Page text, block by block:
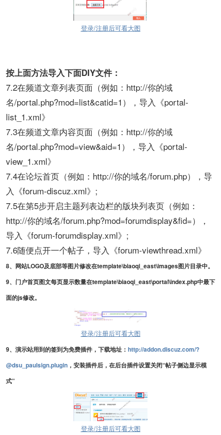
登录/注册后可看大图
按上面方法导入下面DIY文件：
7.2在频道文章列表页面（例如：http://你的域
名/portal.php?mod=list&catid=1），导入《portal-
list_1.xml》
7.3在频道文章内容页面（例如：http://你的域
名/portal.php?mod=view&aid=1），导入《portal-
view_1.xml》
7.4在论坛首页（例如：http://你的域名/forum.php），导
入《forum-discuz.xml》;
7.5在第5步开启主题列表边栏的版块列表页（例如：
http://你的域名/forum.php?mod=forumdisplay&fid=），
导入《forum-forumdisplay.xml》;
7.6随便点开一个帖子，导入《forum-viewthread.xml》
8、网站LOGO及底部等图片修改在template\biaoqi_east\images图片目录中。
9、门户首页图文每页显示数量在template\biaoqi_east\portal\index.php中最下
面的js修改。
登录/注册后可看大图
9、演示站用到的签到为免费插件，下载地址： http://addon.discuz.com/?
@dsu_paulsign.plugin ，安装插件后，在后台插件设置关闭“帖子侧边显示模
式”
登录/注册后可看大图